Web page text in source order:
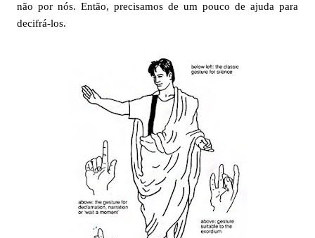
não por nós. Então, precisamos de um pouco de ajuda para
decifrá-los.